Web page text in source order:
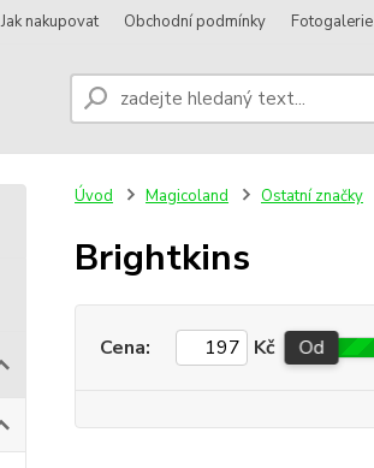
Jak nakupovat Obchodní podmínky Fotogalerie
Úvod Magicoland Ostatní značky
Brightkins
Cena: Kč Od